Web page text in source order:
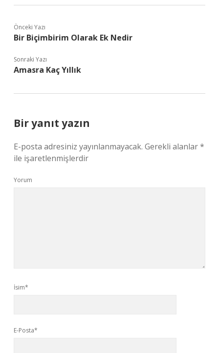
Önceki Yazı
Bir Biçimbirim Olarak Ek Nedir
Sonraki Yazı
Amasra Kaç Yıllık
Bir yanıt yazın
E-posta adresiniz yayınlanmayacak. Gerekli alanlar*
ile işaretlenmişlerdir
Yorum
İsim*
E-Posta*